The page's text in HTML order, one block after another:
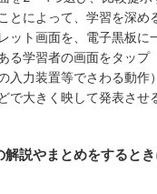
とによって、学習を深め
ット画面を、電子黒板に
る学習者の画面をタップ
入力装置等でさわる動作
で大きく映して発表させ
解説やまとめをするとき